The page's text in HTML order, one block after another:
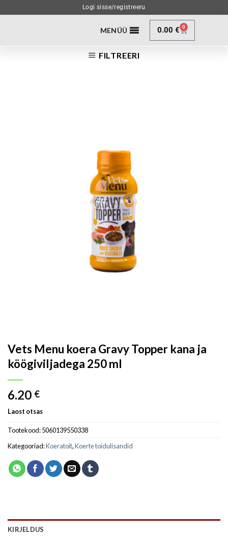
Logi sisse/registreeru
MENÜÜ 0.00€ 0
FILTREERI
Vets Menu koera Gravy Topper kana ja
köögiviljadega 250 ml
6.20 €
Laost otsas
Tootekood:5060139550338
Kategooriad:Koeratoit,Koerte toidulisandid
KIRJELDUS